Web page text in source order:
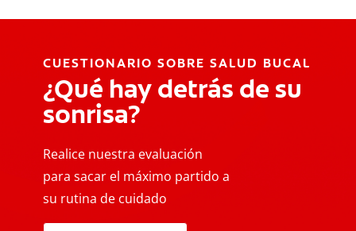
CUESTIONARIO SOBRE SALUD BUCAL
¿Qué hay detrás de su
sonrisa?
Realice nuestra evaluación
para sacar el máximo partido a
su rutina de cuidado